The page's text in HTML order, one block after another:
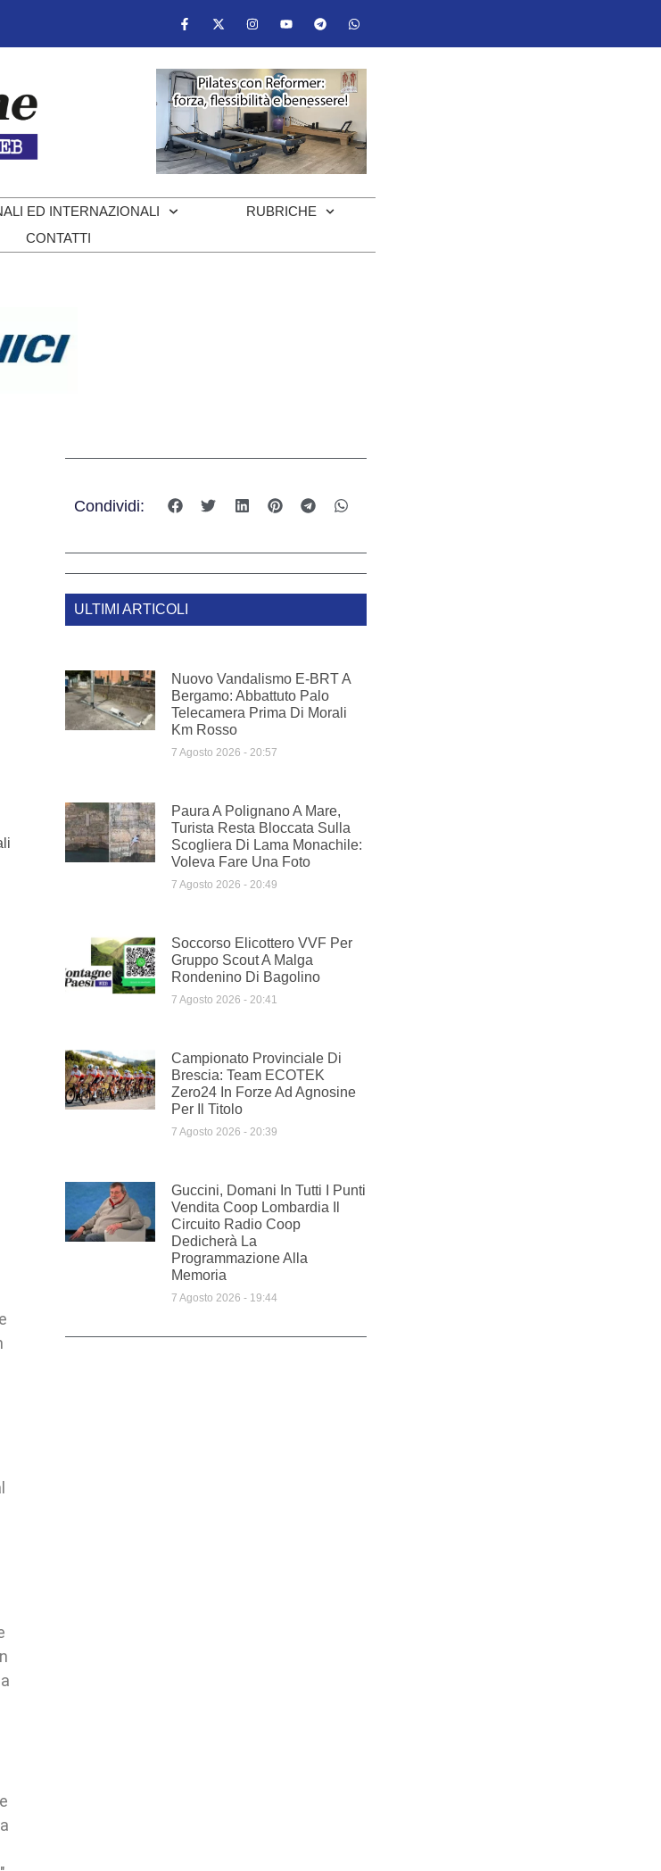
ED INTERNAZIONALI
RUBRICHE
CONTATTI
Condividi:
ULTIMI ARTICOLI
Nuovo Vandalismo E-BRT A
Bergamo: Abbattuto Palo
Telecamera Prima Di Morali
Km Rosso
7 Agosto 2026 20:57
Paura A Polignano A Mare,
Turista Resta Bloccata Sulla
Scogliera Di Lama Monachile:
Voleva Fare Una Foto
7 Agosto 2026 20:49
Soccorso Elicottero VVF Per
Gruppo Scout A Malga
Rondenino Di Bagolino
7 Agosto 2026 20:41
Campionato Provinciale Di
Brescia: Team ECOTEK
Zero24 In Forze Ad Agnosine
Per Il Titolo
7 Agosto 2026 20:39
Guccini, Domani In Tutti I Punti
Vendita Coop Lombardia Il
Circuito Radio Coop
Dedicherà La
Programmazione Alla
Memoria
7 Agosto 2026 19:44